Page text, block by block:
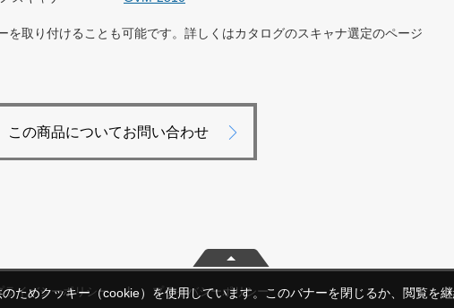
ためクッキー（cookie）を使用しています。このバナーを閉じるか、閲覧を
を取り付けることも可能です。詳しくはカタログのスキャナ選定のページ
この商品についてお問い合わせ
事例集 CSR・環境 会社情報 採用情報
ライバシーポリシー | プライバシーポリシー